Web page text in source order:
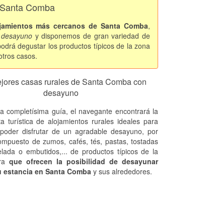
Comba
más cercanos de Santa Comba,
y disponemos de gran variedad de
degustar los productos típicos de la zona
casos.
casas rurales de Santa Comba con
desayuno
completísima guía, el navegante encontrará la
turística de alojamientos rurales ideales para
disfrutar de un agradable desayuno, por
de zumos, cafés, tés, pastas, tostadas
o embutidos,... de productos típicos de la
que ofrecen la posibilidad de desayunar
estancia en Santa Combay sus alrededores.